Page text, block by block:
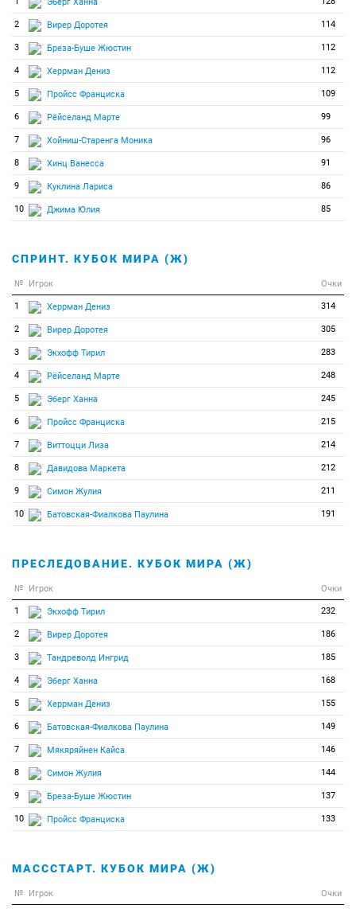
2 Вирер Доротея 114
3 Бреза-Буше Жюстин 112
4 Херрман Дениз 112
5 Пройсс Франциска 109
6 Рёйселанд Марте 99
7 Хойниш-Старенга Моника 96
8 Хинц Ванесса 91
9 Куклина Лариса 86
10 Джима Юлия 85
СПРИНТ. КУБОК МИРА (Ж)
№ Игрок Очки
1 Херрман Дениз 314
2 Вирер Доротея 305
3 Экхофф Тирил 283
4 Рёйселанд Марте 248
5 Эберг Ханна 245
6 Пройсс Франциска 215
7 Виттоцци Лиза 214
8 Давидова Маркета 212
9 Симон Жулия 211
10 Батовская-Фиалкова Паулина 191
ПРЕСЛЕДОВАНИЕ. КУБОК МИРА (Ж)
№ Игрок Очки
1 Экхофф Тирил 232
2 Вирер Доротея 186
3 Тандреволд Ингрид 185
4 Эберг Ханна 168
5 Херрман Дениз 155
6 Батовская-Фиалкова Паулина 149
7 Мякяряйнен Кайса 146
8 Симон Жулия 144
9 Бреза-Буше Жюстин 137
10 Пройсс Франциска 133
МАСССТАРТ. КУБОК МИРА (Ж)
№ Игрок Очки